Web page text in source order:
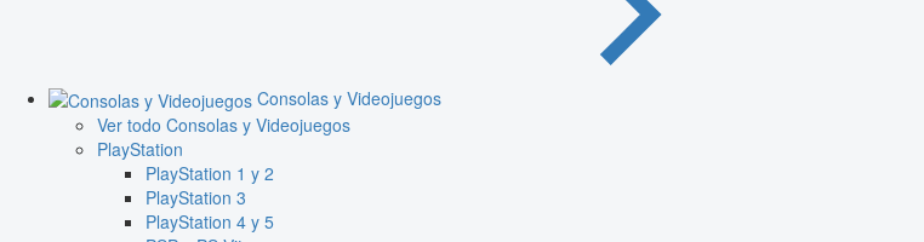
Consolas y Videojuegos
Ver todo Consolas y Videojuegos
PlayStation
PlayStation 1 y 2
PlayStation 3
PlayStation 4 y 5